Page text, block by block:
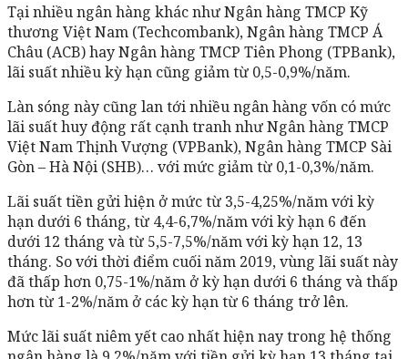
Tại nhiều ngân hàng khác như Ngân hàng TMCP Kỹ
thương Việt Nam (Techcombank), Ngân hàng TMCP Á
Châu (ACB) hay Ngân hàng TMCP Tiên Phong (TPBank),
lãi suất nhiều kỳ hạn cũng giảm từ 0,5-0,9%/năm.
Làn sóng này cũng lan tới nhiều ngân hàng vốn có mức
lãi suất huy động rất cạnh tranh như Ngân hàng TMCP
Việt Nam Thịnh Vượng (VPBank), Ngân hàng TMCP Sài
Gòn – Hà Nội (SHB)… với mức giảm từ 0,1-0,3%/năm.
Lãi suất tiền gửi hiện ở mức từ 3,5-4,25%/năm với kỳ
hạn dưới 6 tháng, từ 4,4-6,7%/năm với kỳ hạn 6 đến
dưới 12 tháng và từ 5,5-7,5%/năm với kỳ hạn 12, 13
tháng. So với thời điểm cuối năm 2019, vùng lãi suất này
đã thấp hơn 0,75-1%/năm ở kỳ hạn dưới 6 tháng và thấp
hơn từ 1-2%/năm ở các kỳ hạn từ 6 tháng trở lên.
Mức lãi suất niêm yết cao nhất hiện nay trong hệ thống